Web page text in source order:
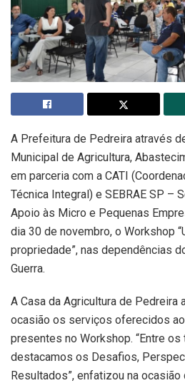
A Prefeitura de Pedreira através
Municipal de Agricultura,
em parceria com a CATI
Técnica Integral) e SEBRAE SP –
Apoio às Micro e Pequenas
dia 30 de novembro, o Workshop
propriedade”, nas dependências
Guerra.
A Casa da Agricultura de Pedreira
ocasião os serviços oferecidos
presentes no Workshop. “Entre
destacamos os Desafios,
Resultados”, enfatizou na